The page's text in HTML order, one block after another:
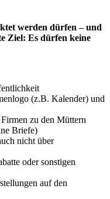
werden dürfen – und
Ziel: Es dürfen keine
(z.B. Kalender) und
zu den Müttern
Briefe)
nicht über
oder sonstigen
auf den